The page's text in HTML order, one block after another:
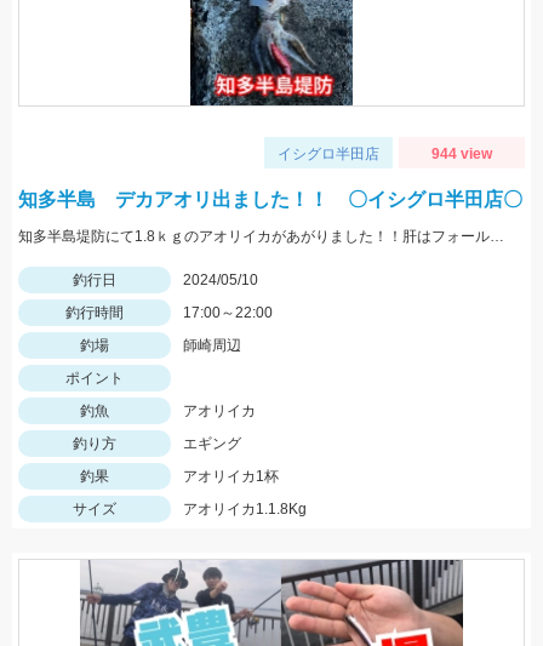
イシグロ半田店 944 view
知多半島 デカアオリ出ました！！ 〇イシグロ半田店〇
知多半島堤防にて1.8ｋｇのアオリイカがあがりました！！肝はフォール！！
釣行日
2024/05/10
釣行時間
17:00～22:00
釣場
師崎周辺
ポイント
釣魚
アオリイカ
釣り方
エギング
釣果
アオリイカ1杯
サイズ
アオリイカ1.1.8Kg